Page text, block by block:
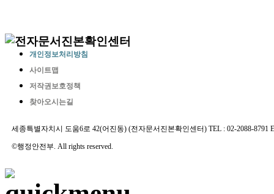
개인정보처리방침
사이트맵
저작권보호정책
찾아오시는길
세종특별자치시 도움6로 42(어진동) (전자문서진본확인센터) TEL : 02-2088-8791
©행정안전부. All rights reserved.